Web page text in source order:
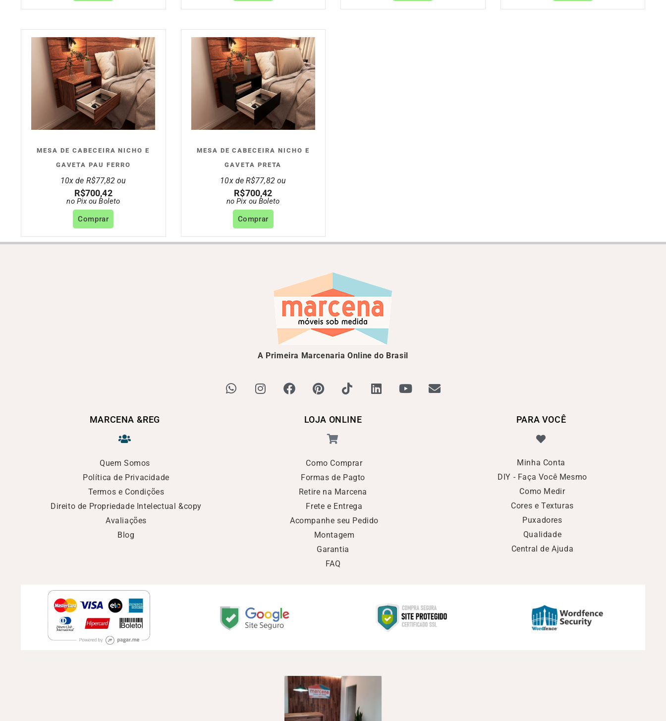
MESA DE CABECEIRA NICHO E
GAVETA PAU FERRO
10x de R$77,82 ou
R$700,42
no Pix ou Boleto
Comprar
MESA DE CABECEIRA NICHO E
GAVETA PRETA
10x deR$77,82ou
R$700,42
no Pix ou Boleto
Comprar
A Primeira Marcenaria Online do Brasil
MARCENA &REG
Quem Somos
Política de Privacidade
Termos e Condições
Direito de Propriedade Intelectual &copy
Avaliações
Blog
LOJA ONLINE
Como Comprar
Formas de Pagto
Retire na Marcena
Frete e Entrega
Acompanhe seu Pedido
Montagem
Garantia
FAQ
PARA VOCÊ
Minha Conta
DIY - Faça Você Mesmo
Como Medir
Cores e Texturas
Puxadores
Qualidade
Central de Ajuda